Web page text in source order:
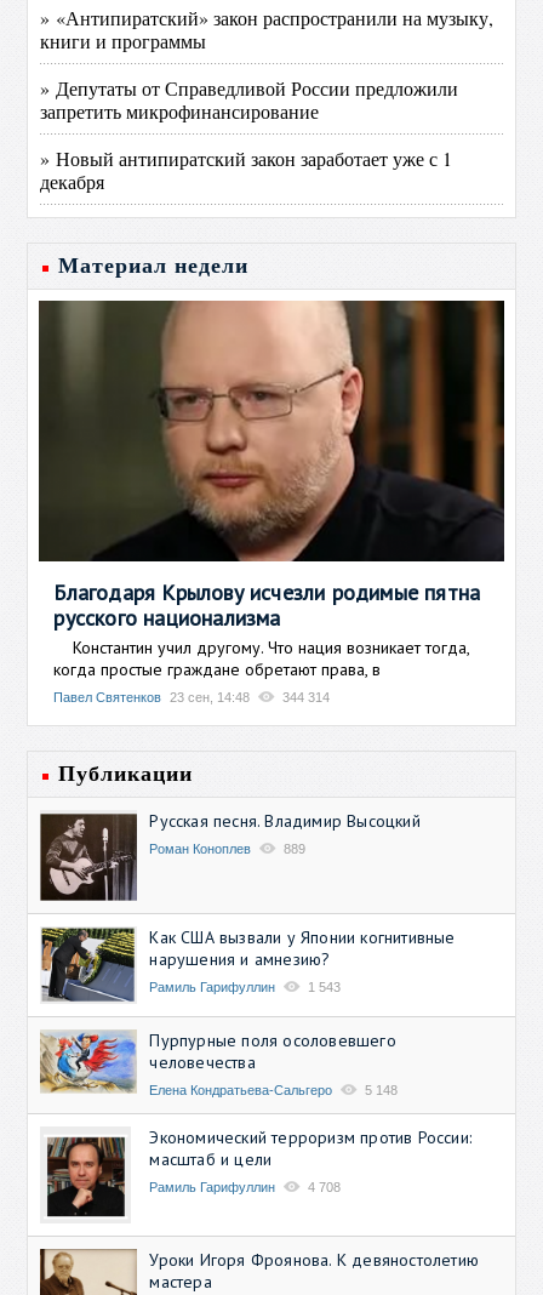
» «Антипиратский» закон распространили на музыку,
книги и программы
» Депутаты от Справедливой России предложили
запретить микрофинансирование
» Новый антипиратский закон заработает уже с 1
декабря
Материал недели
Благодаря Крылову исчезли родимые пятна
русского национализма
Константин учил другому. Что нация возникает тогда,
когда простые граждане обретают права, в
Павел Святенков 23 сен, 14:48 344 314
Публикации
Русская песня. Владимир Высоцкий
Роман Коноплев 889
Как США вызвали у Японии когнитивные
нарушения и амнезию?
Рамиль Гарифуллин 1 543
Пурпурные поля осоловевшего
человечества
Елена Кондратьева-Сальгеро 5 148
Экономический терроризм против России:
масштаб и цели
Рамиль Гарифуллин 4 708
Уроки Игоря Фроянова. К девяностолетию
мастера